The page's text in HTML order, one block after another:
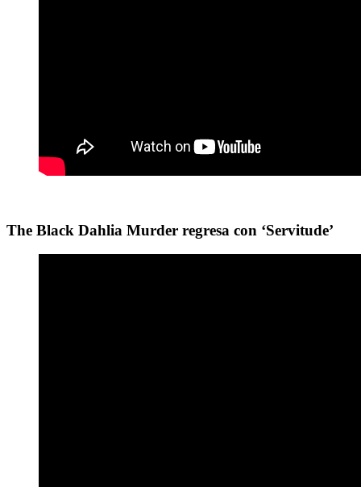
The Black Dahlia Murder regresa con ‘Servitude’